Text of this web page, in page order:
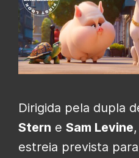
Dirigida pela dupla
Stern e Sam Levine
estreia prevista